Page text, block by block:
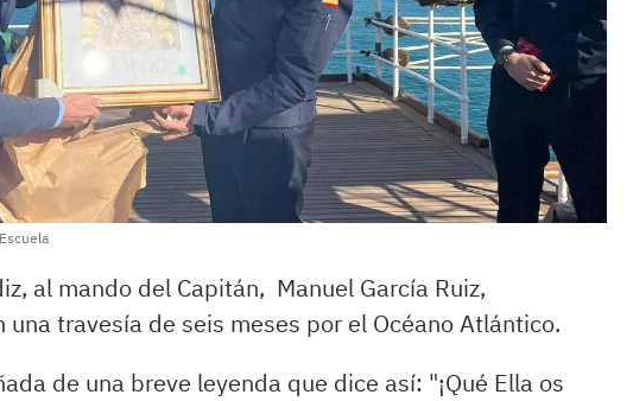
al mando del Capitán, Manuel García Ruiz,
una travesía de seis meses por el Océano Atlántico.
de una breve leyenda que dice así: "¡Qué Ella os